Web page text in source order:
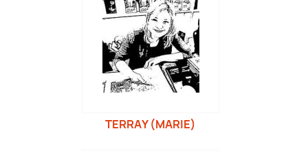
TERRAY (MARIE)